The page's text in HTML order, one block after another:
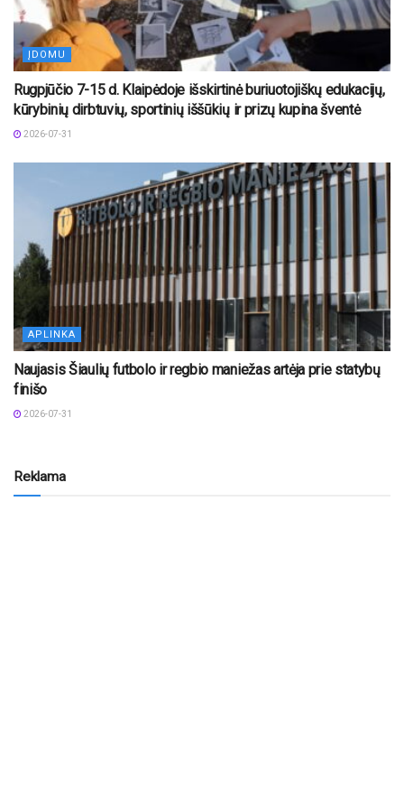
ĮDOMU
Rugpjūčio 7-15 d. Klaipėdoje išskirtinė buriuotojiškų edukacijų,
kūrybinių dirbtuvių, sportinių iššūkių ir prizų kupina šventė
2026-07-31
APLINKA
Naujasis Šiaulių futbolo ir regbio maniežas artėja prie statybų
finišo
2026-07-31
Reklama